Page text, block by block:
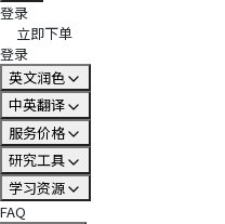
登录
立即下单
登录
英文润色
中英翻译
服务价格
研究工具
学习资源
FAQ